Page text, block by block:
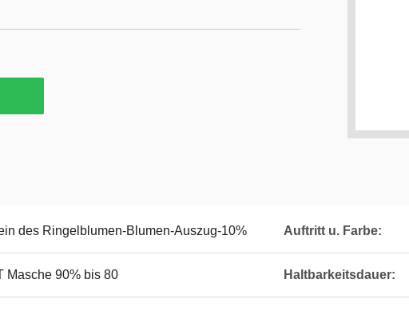
des Ringelblumen-Blumen-Auszug-10% Auftritt u. Farbe:
Masche 90% bis 80 Haltbarkeitsdauer: